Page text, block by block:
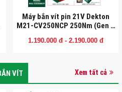
Máy bắn vít pin 21V Dekton
M21-CV250NCP 250Nm (Gen 3
1.190.000 đ - 2.190.000 đ
VÍT Xem tất cả